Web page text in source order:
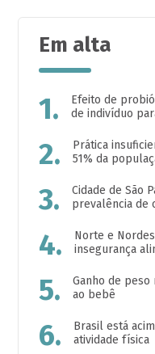
Em alta
1.
Efeito de
de indivíduo
2.
Prática
51% da
3.
Cidade de São
prevalência de
4.
Norte e
insegurança
5.
Ganho de peso
ao bebê
6.
Brasil está
atividade física